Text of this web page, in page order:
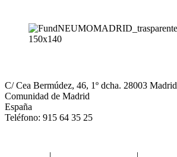
C/ Cea Bermúdez, 46, 1º dcha. 28003 Madrid
Comunidad de Madrid
España
Teléfono: 915 64 35 25